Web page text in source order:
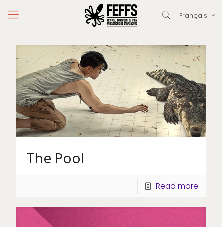
Français
The Pool
Read more